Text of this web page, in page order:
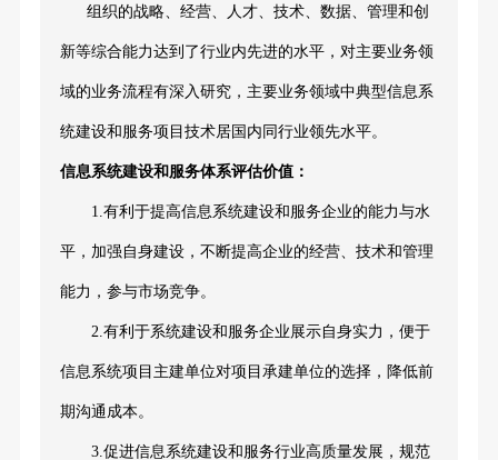
组织的战略、经营、人才、技术、数据、管理和创
新等综合能力达到了行业内先进的水平，对主要业务领
域的业务流程有深入研究，主要业务领域中典型信息系
统建设和服务项目技术居国内同行业领先水平。
信息系统建设和服务体系评估价值：
1.有利于提高信息系统建设和服务企业的能力与水
平，加强自身建设，不断提高企业的经营、技术和管理
能力，参与市场竞争。
2.有利于系统建设和服务企业展示自身实力，便于
信息系统项目主建单位对项目承建单位的选择，降低前
期沟通成本。
3.促进信息系统建设和服务行业高质量发展，规范